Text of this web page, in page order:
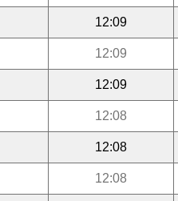
12:09
12:09
12:09
12:08
12:08
12:08